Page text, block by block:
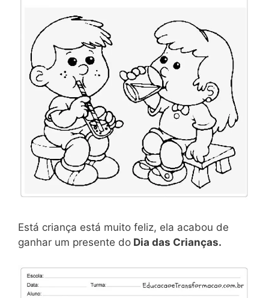
Está criança está muito feliz, ela acabou de
ganhar um presente do Dia das Crianças.